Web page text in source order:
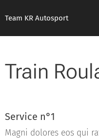
Team KR Autosport
Train
Service n°1
Magni dolores eos qui